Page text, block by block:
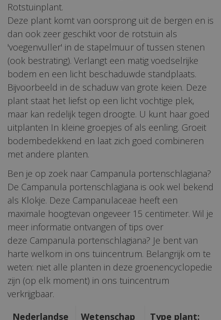
Rotstuinplant.
Deze plant komt van oorsprong uit de bergen en is
dan ook zeer geschikt voor de rotstuin als
'voegenvuller' in de stapelmuur of tussen stenen
(ook bestrating). Verlangt een matig voedselrijke
bodem en een licht beschaduwde standplaats.
Bijvoorbeeld in de schaduw van grote keien. Deze
plant staat het liefst op een licht vochtige plek,
maar kan redelijk tegen droogte. U kunt haar goed
uitplanten In kleine groepjes of als eenling. Groeit
bodembedekkend en laat zich goed combineren
met andere planten.
Ben je op zoek naar Campanula portenschlagiana?
De Campanula portenschlagiana is ook wel bekend
als Klokje. Deze Campanulaceae heeft een
maximale hoogtevan ongeveer 15 centimeter. Wil je
meer informatie ontvangen of tips over
deze Campanula portenschlagiana? Je bent van
harte welkom in ons tuincentrum. Belangrijk om te
weten: niet alle planten in deze groenencyclopedie
zijn (op elk moment) in ons tuincentrum
verkrijgbaar.
Nederlandse
Wetenschap
Type plant: